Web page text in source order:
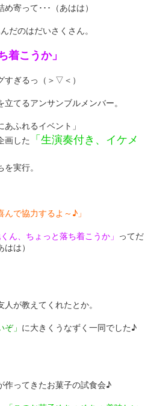
寄って･･･（あはは）
だのはだいさくさん。
着こうか」
すぎるっ（＞▽＜）
てるアンサンブルメンバー。
ふれるイベント」
画した 「生演奏付き、イケメ
実行。
んで協力するよ～♪」
くん、ちょっと落ち着こうか」 ってだ
は）
が教えてくれたとか。
」 に大きくうなずく一同でした♪
作ってきたお菓子の試食会♪